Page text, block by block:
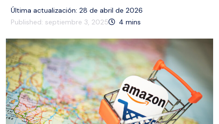
Última actualización: 28 de abril de 2026
Published: septiembre 3, 2025 4 mins